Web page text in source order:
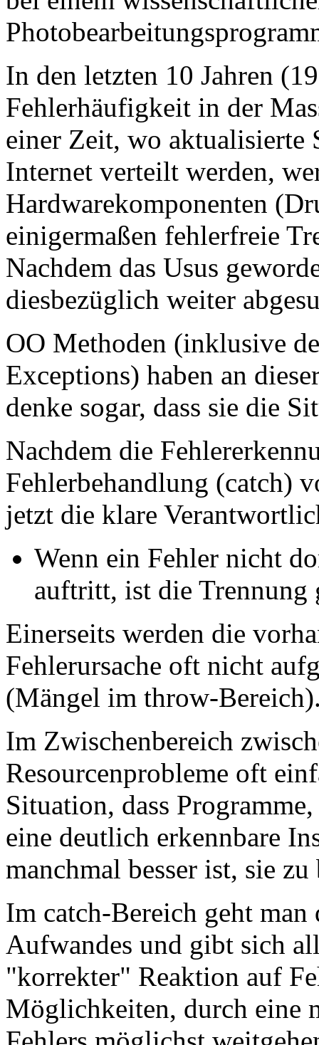
In den letzten 10 Jahren
Fehlerhäufigkeit in der
einer Zeit, wo aktualisierte
Internet verteilt werden,
Hardwarekomponenten
einigermaßen fehlerfreie
Nachdem das Usus
diesbezüglich weiter
OO Methoden (inklusive
Exceptions) haben an
denke sogar, dass sie die
Nachdem die
Fehlerbehandlung (catch)
jetzt die klare
Wenn ein Fehler nicht
auftritt, ist die Trennung
Einerseits werden die
Fehlerursache oft nicht
(Mängel im throw-
Im Zwischenbereich
Resourcenprobleme oft
Situation, dass
eine deutlich erkennbare
manchmal besser ist, sie
Im catch-Bereich geht man
Aufwandes und gibt sich
"korrekter" Reaktion auf
Möglichkeiten, durch eine